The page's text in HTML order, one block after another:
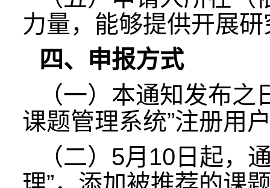
力量，能够提供开展
四、申报方式
（一）本通知发布
课题管理系统”注册用
（二）5月10日起，